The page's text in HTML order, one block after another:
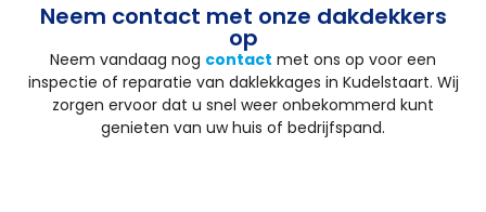
Neem contact met onze dakdekkers
op
Neem vandaag nog contact met ons op voor een
inspectie of reparatie van daklekkages in Kudelstaart. Wij
zorgen ervoor dat u snel weer onbekommerd kunt
genieten van uw huis of bedrijfspand.